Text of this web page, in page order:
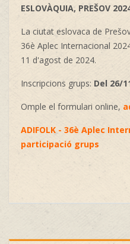
ESLOVÀQUIA, PREŠOV
La ciutat eslovaca de
36è Aplec Internacional
11 d'agost de 2024.
Inscripcions grups: Del 26/
Omple el formulari online,
ADIFOLK - 36è Aplec
participació grups